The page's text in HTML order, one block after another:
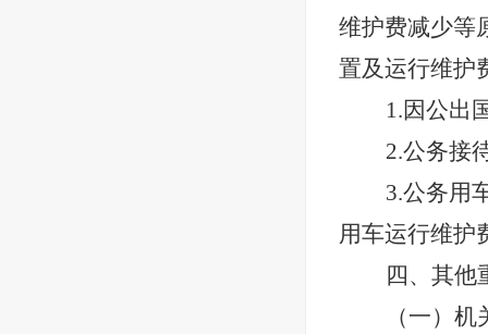
维护费减少等
置及运行维护
1.因公出
2.公务接
3.公务用
用车运行维护
四、其他
（一）